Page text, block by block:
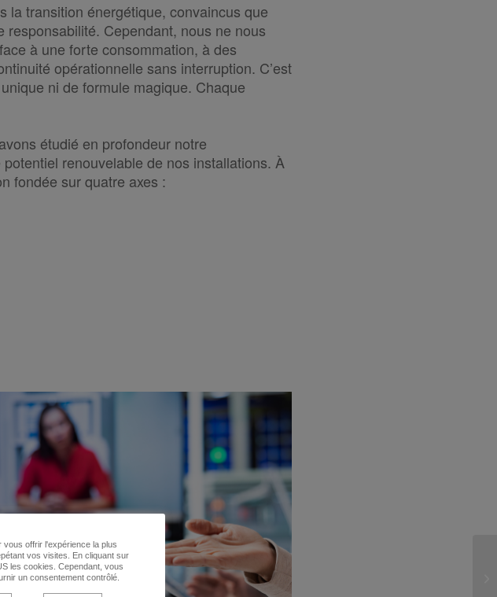
la transition énergétique, convaincus que
responsabilité. Cependant, nous ne nous
à une forte consommation, à des
opérationnelle sans interruption. C’est
ni de formule magique. Chaque
étudié en profondeur notre
renouvelable de nos installations. À
fondée sur quatre axes :
offrir l'expérience la plus
vos visites. En cliquant sur
les cookies. Cependant, vous
un consentement contrôlé.